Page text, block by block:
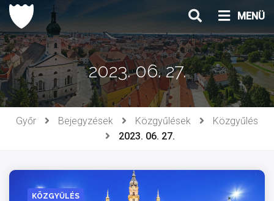
Ugrás
tartalomhoz
MENÜ
2023. 06. 27.
Győr Bejegyzések Közgyűlések
Közgyűlés
2023. 06. 27.
KÖZGYŰLÉS